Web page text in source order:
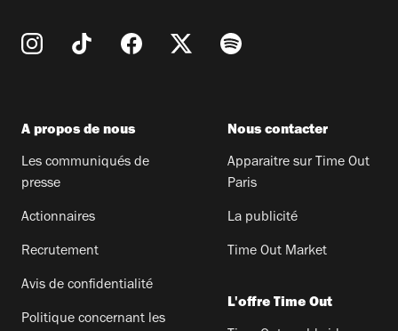
A propos de nous
Les communiqués de
presse
Actionnaires
Recrutement
Avis de confidentialité
Politique concernant les
Nous contacter
Apparaitre sur Time Out
Paris
La publicité
Time Out Market
L'offre Time Out